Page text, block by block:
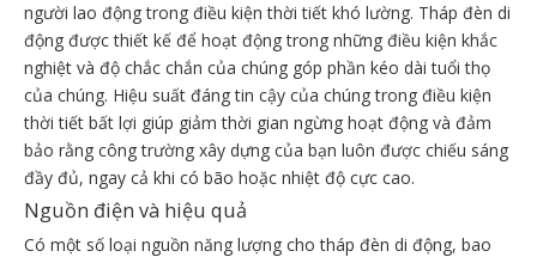
người lao động trong điều kiện thời tiết khó lường. Tháp đèn di
động được thiết kế để hoạt động trong những điều kiện khắc
nghiệt và độ chắc chắn của chúng góp phần kéo dài tuổi thọ
của chúng. Hiệu suất đáng tin cậy của chúng trong điều kiện
thời tiết bất lợi giúp giảm thời gian ngừng hoạt động và đảm
bảo rằng công trường xây dựng của bạn luôn được chiếu sáng
đầy đủ, ngay cả khi có bão hoặc nhiệt độ cực cao.
Nguồn điện và hiệu quả
Có một số loại nguồn năng lượng cho tháp đèn di động, bao